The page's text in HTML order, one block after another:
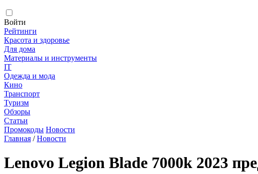
Войти
Рейтинги
Красота и здоровье
Для дома
Материалы и инструменты
IT
Одежда и мода
Кино
Транспорт
Туризм
Обзоры
Статьи
Промокоды Новости
Главная /Новости
Lenovo Legion Blade 7000k 2023